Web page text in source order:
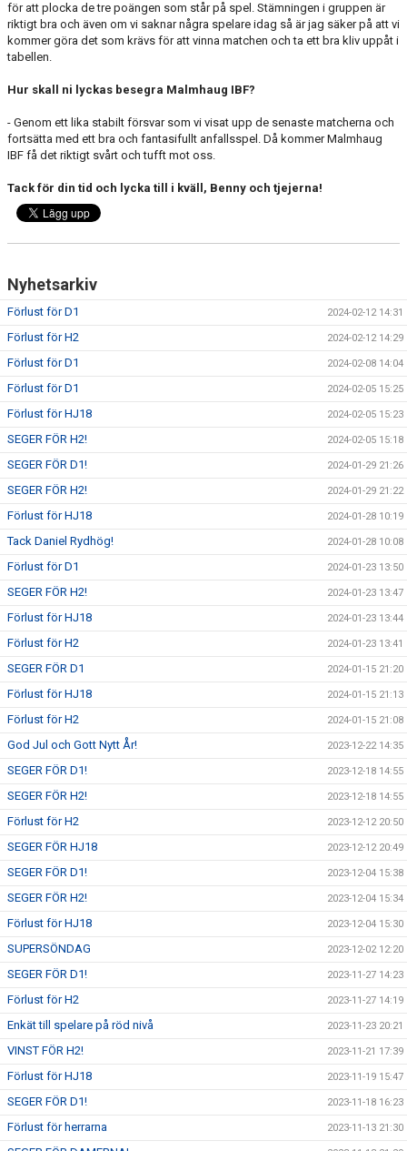
för att plocka de tre poängen som står på spel. Stämningen i gruppen är
riktigt bra och även om vi saknar några spelare idag så är jag säker på att vi
kommer göra det som krävs för att vinna matchen och ta ett bra kliv uppåt i
tabellen.
Hur skall ni lyckas besegra Malmhaug IBF?
- Genom ett lika stabilt försvar som vi visat upp de senaste matcherna och
fortsätta med ett bra och fantasifullt anfallsspel. Då kommer Malmhaug
IBF få det riktigt svårt och tufft mot oss.
Tack för din tid och lycka till i kväll, Benny och tjejerna!
Nyhetsarkiv
Förlust för D1 2024-02-12 14:31
Förlust för H2 2024-02-12 14:29
Förlust för D1 2024-02-08 14:04
Förlust för D1 2024-02-05 15:25
Förlust för HJ18 2024-02-05 15:23
SEGER FÖR H2! 2024-02-05 15:18
SEGER FÖR D1! 2024-01-29 21:26
SEGER FÖR H2! 2024-01-29 21:22
Förlust för HJ18 2024-01-28 10:19
Tack Daniel Rydhög! 2024-01-28 10:08
Förlust för D1 2024-01-23 13:50
SEGER FÖR H2! 2024-01-23 13:47
Förlust för HJ18 2024-01-23 13:44
Förlust för H2 2024-01-23 13:41
SEGER FÖR D1 2024-01-15 21:20
Förlust för HJ18 2024-01-15 21:13
Förlust för H2 2024-01-15 21:08
God Jul och Gott Nytt År! 2023-12-22 14:35
SEGER FÖR D1! 2023-12-18 14:55
SEGER FÖR H2! 2023-12-18 14:55
Förlust för H2 2023-12-12 20:50
SEGER FÖR HJ18 2023-12-12 20:49
SEGER FÖR D1! 2023-12-04 15:38
SEGER FÖR H2! 2023-12-04 15:34
Förlust för HJ18 2023-12-04 15:30
SUPERSÖNDAG 2023-12-02 12:20
SEGER FÖR D1! 2023-11-27 14:23
Förlust för H2 2023-11-27 14:19
Enkät till spelare på röd nivå 2023-11-23 20:21
VINST FÖR H2! 2023-11-21 17:39
Förlust för HJ18 2023-11-19 15:47
SEGER FÖR D1! 2023-11-18 16:23
Förlust för herrarna 2023-11-13 21:30